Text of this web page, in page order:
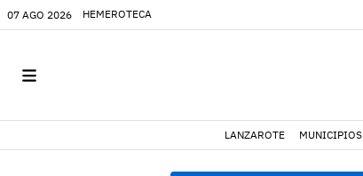
07 AGO 2026 HEMEROTECA
LANZAROTE MUNICIPIOS